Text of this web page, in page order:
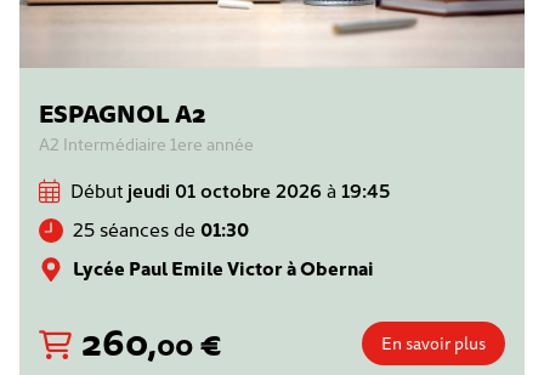
ESPAGNOL A2
A2 Intermédiaire 1ere année
Début jeudi 01 octobre 2026 à 19:45
25 séances de 01:30
Lycée Paul Emile Victor à Obernai
260,00€ En savoir plus